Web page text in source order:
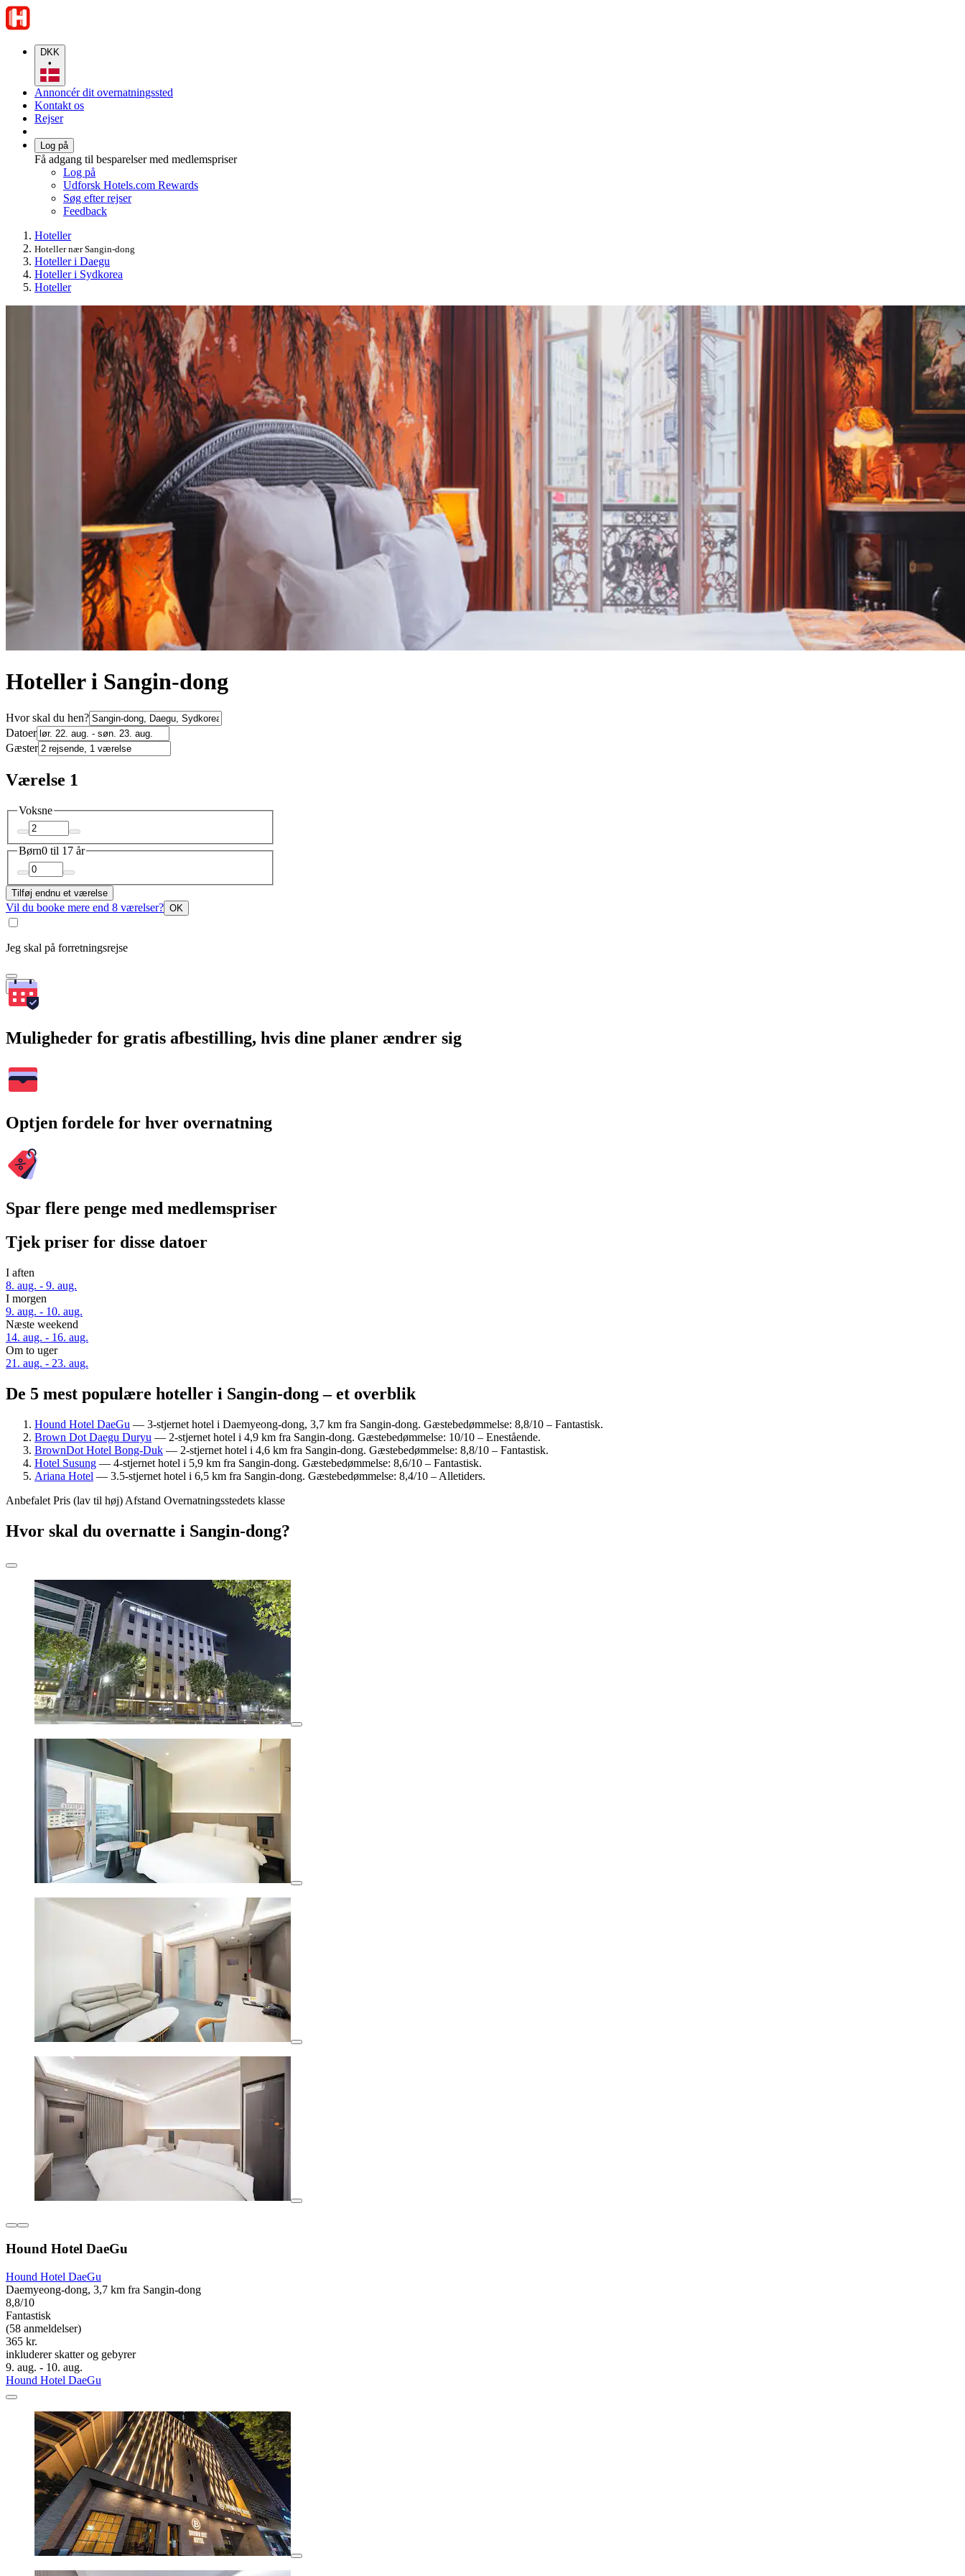
DKK
•
Annoncér dit overnatningssted
Kontakt os
Rejser
Log på
Få adgang til besparelser med medlemspriser
Log på
Udforsk Hotels.com Rewards
Søg efter rejser
Feedback
Hoteller
Hoteller nær Sangin-dong
Hoteller i Daegu
Hoteller i Sydkorea
Hoteller
Hoteller i Sangin-dong
Hvor skal du hen?
Datoer
Gæster
Værelse 1
Voksne
Børn0 til 17 år
Tilføj endnu et værelse
Vil du booke mere end 8 værelser? OK
Jeg skal på forretningsrejse
Søg
Muligheder for gratis afbestilling, hvis dine planer ændrer sig
Optjen fordele for hver overnatning
Spar flere penge med medlemspriser
Tjek priser for disse datoer
I aften
8. aug. - 9. aug.
I morgen
9. aug. - 10. aug.
Næste weekend
14. aug. - 16. aug.
Om to uger
21. aug. - 23. aug.
De 5 mest populære hoteller i Sangin-dong – et overblik
Hound Hotel DaeGu — 3-stjernet hotel i Daemyeong-dong, 3,7 km fra Sangin-dong. Gæstebedømmelse: 8,8/10 – Fantastisk.
Brown Dot Daegu Duryu — 2-stjernet hotel i 4,9 km fra Sangin-dong. Gæstebedømmelse: 10/10 – Enestående.
BrownDot Hotel Bong-Duk — 2-stjernet hotel i 4,6 km fra Sangin-dong. Gæstebedømmelse: 8,8/10 – Fantastisk.
Hotel Susung — 4-stjernet hotel i 5,9 km fra Sangin-dong. Gæstebedømmelse: 8,6/10 – Fantastisk.
Ariana Hotel — 3.5-stjernet hotel i 6,5 km fra Sangin-dong. Gæstebedømmelse: 8,4/10 – Alletiders.
Anbefalet Pris (lav til høj) Afstand Overnatningsstedets klasse
Hvor skal du overnatte i Sangin-dong?
Hound Hotel DaeGu
Hound Hotel DaeGu
Daemyeong-dong, 3,7 km fra Sangin-dong
8,8/10
Fantastisk
(58 anmeldelser)
365 kr.
inkluderer skatter og gebyrer
9. aug. - 10. aug.
Hound Hotel DaeGu